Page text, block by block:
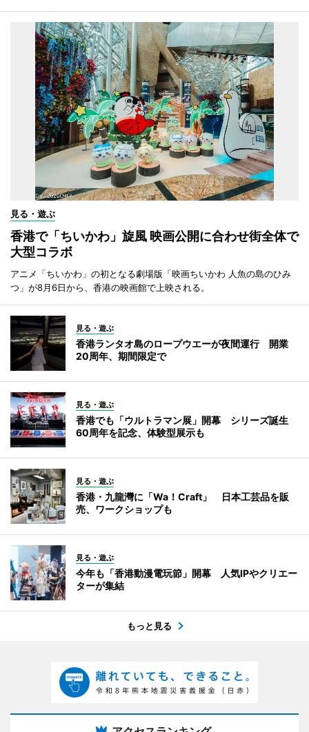
見る・遊ぶ
香港で「ちいかわ」旋風 映画公開に合わせ街全体で
大型コラボ
アニメ「ちいかわ」の初となる劇場版「映画ちいかわ 人魚の島のひみ
つ」が8月6日から、香港の映画館で上映される。
見る・遊ぶ
香港ランタオ島のロープウエーが夜間運行 開業
20周年、期間限定で
見る・遊ぶ
香港でも「ウルトラマン展」開幕 シリーズ誕生
60周年を記念、体験型展示も
見る・遊ぶ
香港・九龍灣に「Wa！Craft」 日本工芸品を販
売、ワークショップも
見る・遊ぶ
今年も「香港動漫電玩節」開幕 人気IPやクリエー
ターが集結
もっと見る